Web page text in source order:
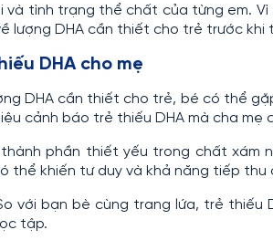
và tình trạng thể chất của từng em.
lượng DHA cần thiết cho trẻ trước khi
DHA cho mẹ
DHA cần thiết cho trẻ, bé có thể
cảnh báo trẻ thiếu DHA mà cha mẹ
phần thiết yếu trong chất xám
thể khiến tư duy và khả năng tiếp
với bạn bè cùng trang lứa, trẻ thiếu
tập.